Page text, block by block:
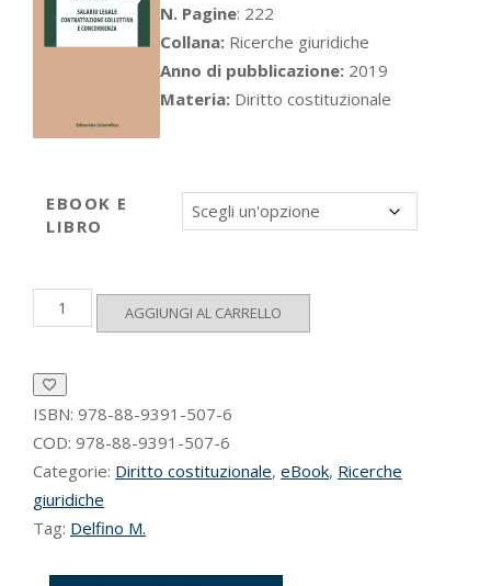
prezzo:
da
€7.00
a
N. Pagine: 222
Collana: Ricerche giuridiche
Anno di pubblicazione: 2019
Materia: Diritto costituzionale
EBOOK E
LIBRO
Salario
legale,
e
concorrenza
quantità
AGGIUNGI AL CARRELLO
ISBN: 978-88-9391-507-6
COD: 978-88-9391-507-6
Categorie: Diritto costituzionale, eBook, Ricerche
giuridiche
Tag: Delfino M.